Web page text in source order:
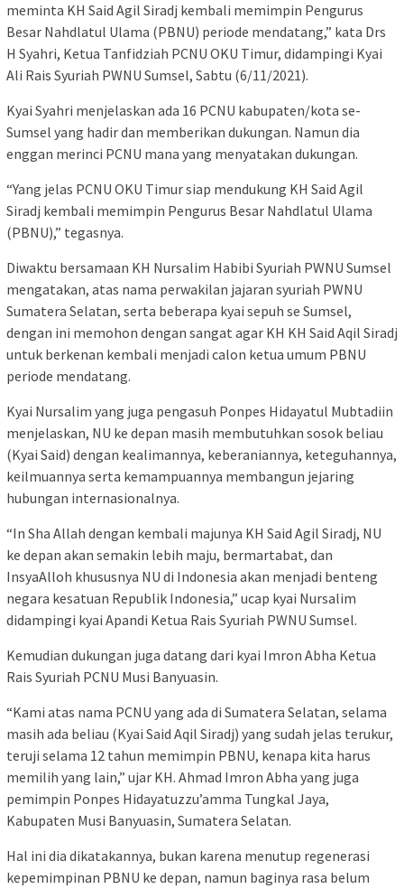
meminta KH Said Agil Siradj kembali memimpin Pengurus
Besar Nahdlatul Ulama (PBNU) periode mendatang,” kata Drs
H Syahri, Ketua Tanfidziah PCNU OKU Timur, didampingi Kyai
Ali Rais Syuriah PWNU Sumsel, Sabtu (6/11/2021).
Kyai Syahri menjelaskan ada 16 PCNU kabupaten/kota se-
Sumsel yang hadir dan memberikan dukungan. Namun dia
enggan merinci PCNU mana yang menyatakan dukungan.
“Yang jelas PCNU OKU Timur siap mendukung KH Said Agil
Siradj kembali memimpin Pengurus Besar Nahdlatul Ulama
(PBNU),” tegasnya.
Diwaktu bersamaan KH Nursalim Habibi Syuriah PWNU Sumsel
mengatakan, atas nama perwakilan jajaran syuriah PWNU
Sumatera Selatan, serta beberapa kyai sepuh se Sumsel,
dengan ini memohon dengan sangat agar KH KH Said Aqil Siradj
untuk berkenan kembali menjadi calon ketua umum PBNU
periode mendatang.
Kyai Nursalim yang juga pengasuh Ponpes Hidayatul Mubtadiin
menjelaskan, NU ke depan masih membutuhkan sosok beliau
(Kyai Said) dengan kealimannya, keberaniannya, keteguhannya,
keilmuannya serta kemampuannya membangun jejaring
hubungan internasionalnya.
“In Sha Allah dengan kembali majunya KH Said Agil Siradj, NU
ke depan akan semakin lebih maju, bermartabat, dan
InsyaAlloh khususnya NU di Indonesia akan menjadi benteng
negara kesatuan Republik Indonesia,” ucap kyai Nursalim
didampingi kyai Apandi Ketua Rais Syuriah PWNU Sumsel.
Kemudian dukungan juga datang dari kyai Imron Abha Ketua
Rais Syuriah PCNU Musi Banyuasin.
“Kami atas nama PCNU yang ada di Sumatera Selatan, selama
masih ada beliau (Kyai Said Aqil Siradj) yang sudah jelas terukur,
teruji selama 12 tahun memimpin PBNU, kenapa kita harus
memilih yang lain,” ujar KH. Ahmad Imron Abha yang juga
pemimpin Ponpes Hidayatuzzu’amma Tungkal Jaya,
Kabupaten Musi Banyuasin, Sumatera Selatan.
Hal ini dia dikatakannya, bukan karena menutup regenerasi
kepemimpinan PBNU ke depan, namun baginya rasa belum